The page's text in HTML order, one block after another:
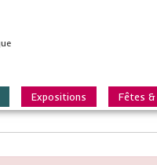
Expositions Fêtes